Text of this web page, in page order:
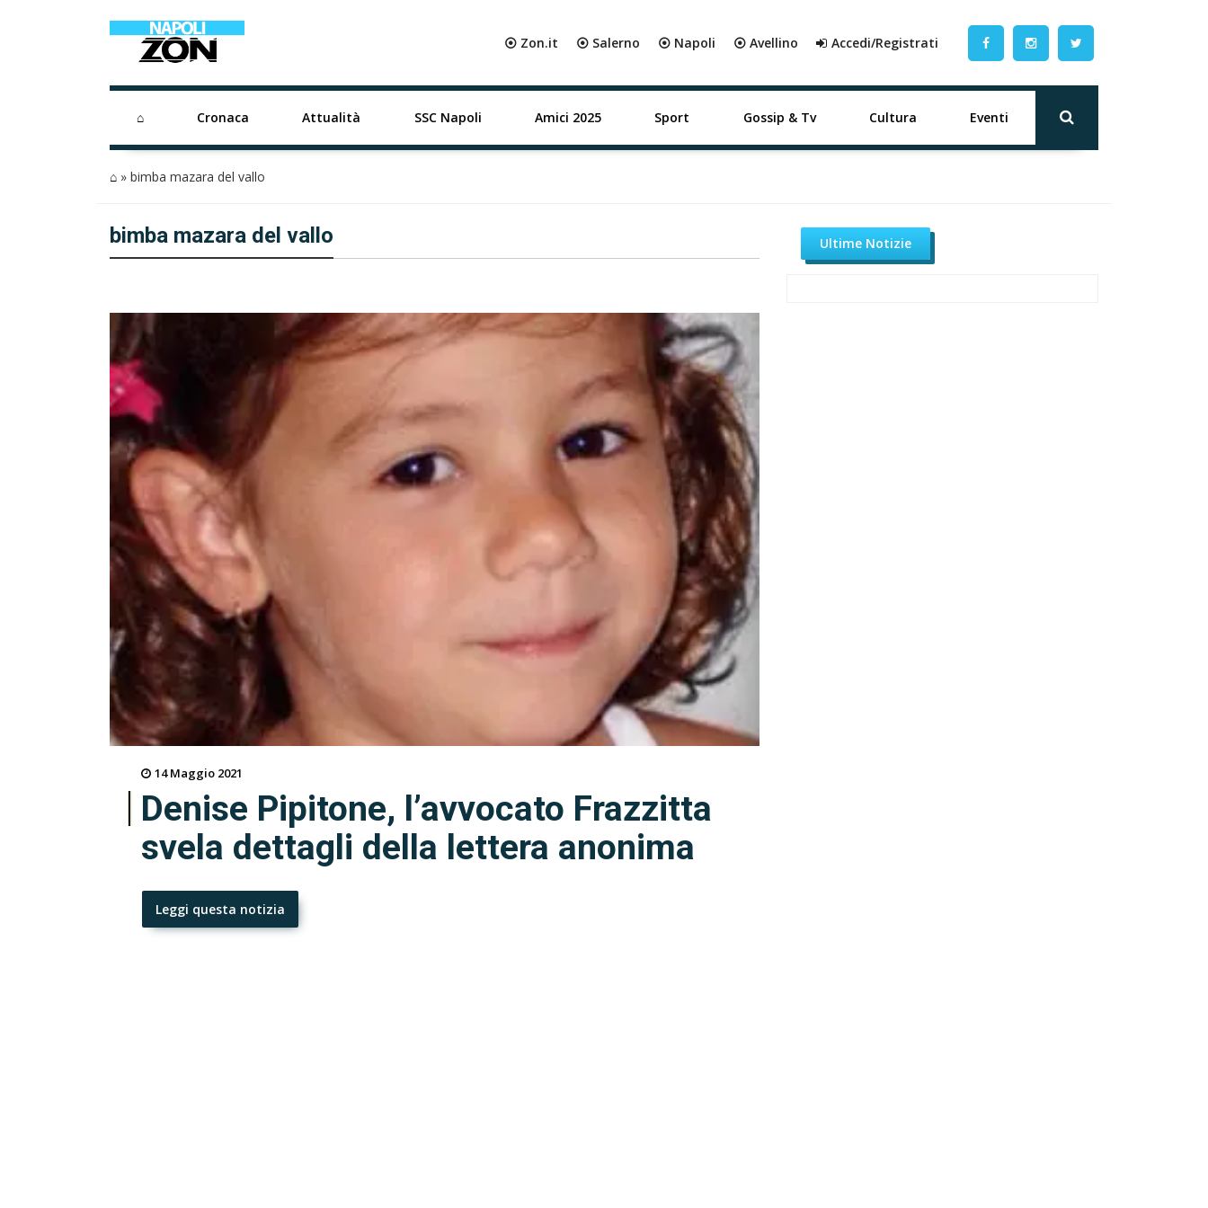
⦿ Zon.it ⦿ Salerno ⦿ Napoli ⦿ Avellino Accedi/Registrati
⌂ Cronaca Attualità SSC Napoli Amici 2025 Sport Gossip & Tv Cultura Eventi
⌂ » bimba mazara del vallo
bimba mazara del vallo
14 Maggio 2021
Denise Pipitone, l’avvocato Frazzitta
svela dettagli della lettera anonima
Leggi questa notizia
Ultime Notizie